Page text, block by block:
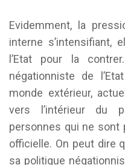
Evidemment, la
interne s’intensifiant,
l’Etat pour la
négationniste de
monde extérieur,
vers l’intérieur du
personnes qui ne sont
officielle. On peut dire
sa politique